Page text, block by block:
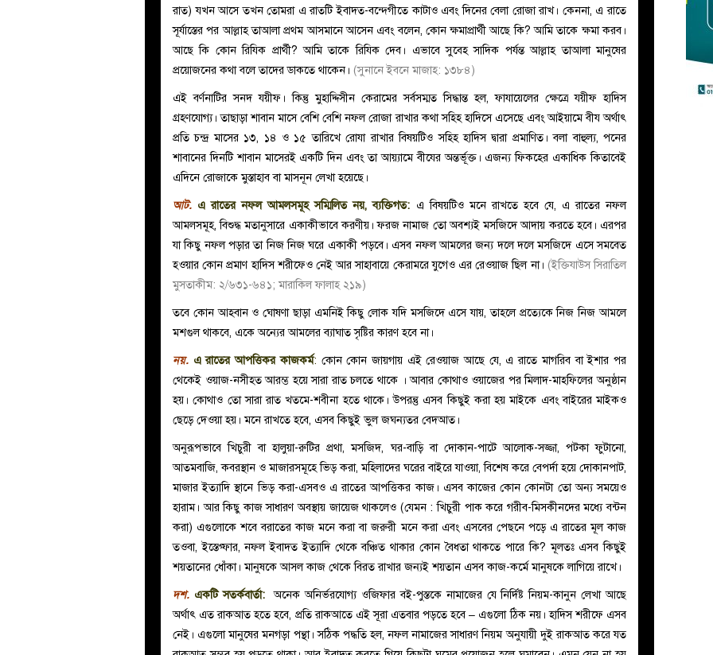
রাত) যখন আসে তখন তোমরা এ রাতটি ইবাদত-বন্দেগীতে কাটাও এবং দিনের বেলা রোজা রাখ। কেননা, এ রাতে
সূর্যাস্তের পর আল্লাহ তাআলা প্রথম আসমানে আসেন এবং বলেন, কোন ক্ষমাপ্রার্থী আছে কি? আমি তাকে ক্ষমা করব।
আছে কি কোন রিযিক প্রার্থী? আমি তাকে রিযিক দেব। এভাবে সুব্হে সাদিক পর্যন্ত আল্লাহ তাআলা মানুষের
প্রয়োজনের কথা বলে তাদের ডাকতে থাকেন। (সুনানে ইবনে মাজাহ: ১৩৮৪)
এই বর্ণনাটির সনদ যয়ীফ। কিন্তু মুহাদ্দিসীন কেরামের সর্বসম্মত সিদ্ধান্ত হল, ফাযায়েলের ক্ষেত্রে যয়ীফ হাদিস
গ্রহণযোগ্য। তাছাড়া শাবান মাসে বেশি বেশি নফল রোজা রাখার কথা সহিহ হাদিসে এসেছে এবং আইয়ামে বীয অর্থাৎ
প্রতি চন্দ্র মাসের ১৩, ১৪ ও ১৫ তারিখে রোযা রাখার বিষয়টিও সহিহ হাদিস দ্বারা প্রমাণিত। বলা বাহুল্য, পনের
শাবানের দিনটি শাবান মাসেরই একটি দিন এবং তা আয়্যামে বীযের অন্তর্ভূক্ত। এজন্য ফিকহের একাধিক কিতাবেই
এদিনে রোজাকে মুস্তাহাব বা মাসনূন লেখা হয়েছে।
আট. এ রাতের নফল আমলসমূহ সম্মিলিত নয়, ব্যক্তিগত: এ বিষয়টিও মনে রাখতে হবে যে, এ রাতের নফল
আমলসমূহ, বিশুদ্ধ মতানুসারে একাকীভাবে করণীয়। ফরজ নামাজ তো অবশ্যই মসজিদে আদায় করতে হবে। এরপর
যা কিছু নফল পড়ার তা নিজ নিজ ঘরে একাকী পড়বে। এসব নফল আমলের জন্য দলে দলে মসজিদে এসে সমবেত
হওয়ার কোন প্রমাণ হাদিস শরীফেও নেই আর সাহাবায়ে কেরামরে যুগেও এর রেওয়াজ ছিল না। (ইক্তিযাউস সিরাতিল
মুসতাকীম: ২/৬৩১-৬৪১; মারাকিল ফালাহ ২১৯)
তবে কোন আহবান ও ঘোষণা ছাড়া এমনিই কিছু লোক যদি মসজিদে এসে যায়, তাহলে প্রত্যেকে নিজ নিজ আমলে
মশগুল থাকবে, একে অন্যের আমলের ব্যাঘাত সৃষ্টির কারণ হবে না।
নয়. এ রাতের আপত্তিকর কাজকর্ম: কোন কোন জায়গায় এই রেওয়াজ আছে যে, এ রাতে মাগরিব বা ইশার পর
থেকেই ওয়াজ-নসীহত আরম্ভ হয়ে সারা রাত চলতে থাকে । আবার কোথাও ওয়াজের পর মিলাদ-মাহফিলের অনুষ্ঠান
হয়। কোথাও তো সারা রাত খতমে-শবীনা হতে থাকে। উপরন্তু এসব কিছুই করা হয় মাইকে এবং বাইরের মাইকও
ছেড়ে দেওয়া হয়। মনে রাখতে হবে, এসব কিছুই ভুল জঘন্যতর বেদআত।
অনুরূপভাবে খিচুরী বা হালুয়া-রুটির প্রথা, মসজিদ, ঘর-বাড়ি বা দোকান-পাটে আলোক-সজ্জা, পটকা ফুটানো,
আতমবাজি, কবরস্থান ও মাজারসমূহে ভিড় করা, মহিলাদের ঘরের বাইরে যাওয়া, বিশেষ করে বেপর্দা হয়ে দোকানপাট,
মাজার ইত্যাদি স্থানে ভিড় করা-এসবও এ রাতের আপত্তিকর কাজ। এসব কাজের কোন কোনটা তো অন্য সময়েও
হারাম। আর কিছু কাজ সাধারণ অবস্থায় জায়েজ থাকলেও (যেমন : খিচুরী পাক করে গরীব-মিসকীনদের মধ্যে বন্টন
করা) এগুলোকে শবে বরাতের কাজ মনে করা বা জরুরী মনে করা এবং এসবের পেছনে পড়ে এ রাতের মূল কাজ
তওবা, ইস্তেগ্ফার, নফল ইবাদত ইত্যাদি থেকে বঞ্চিত থাকার কোন বৈধতা থাকতে পারে কি? মূলতঃ এসব কিছুই
শয়তানের ধোঁকা। মানুষকে আসল কাজ থেকে বিরত রাখার জন্যই শয়তান এসব কাজ-কর্মে মানুষকে লাগিয়ে রাখে।
দশ. একটি সতর্কবার্তা: অনেক অনির্ভরযোগ্য ওজিফার বই-পুস্তকে নামাজের যে নির্দিষ্ট নিয়ম-কানুন লেখা আছে
অর্থাৎ এত রাকআত হতে হবে, প্রতি রাকআতে এই সূরা এতবার পড়তে হবে – এগুলো ঠিক নয়। হাদিস শরীফে এসব
নেই। এগুলো মানুষের মনগড়া পন্থা। সঠিক পদ্ধতি হল, নফল নামাজের সাধারণ নিয়ম অনুযায়ী দুই রাকআত করে যত